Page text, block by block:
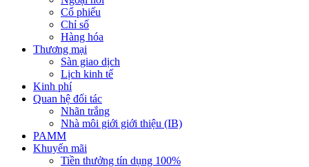
Cổ phiếu
Chỉ số
Hàng hóa
Thương mại
Sàn giao dịch
Lịch kinh tế
Kinh phí
Quan hệ đối tác
Nhãn trắng
Nhà môi giới giới thiệu (IB)
PAMM
Khuyến mãi
Tiền thưởng tín dụng 100%